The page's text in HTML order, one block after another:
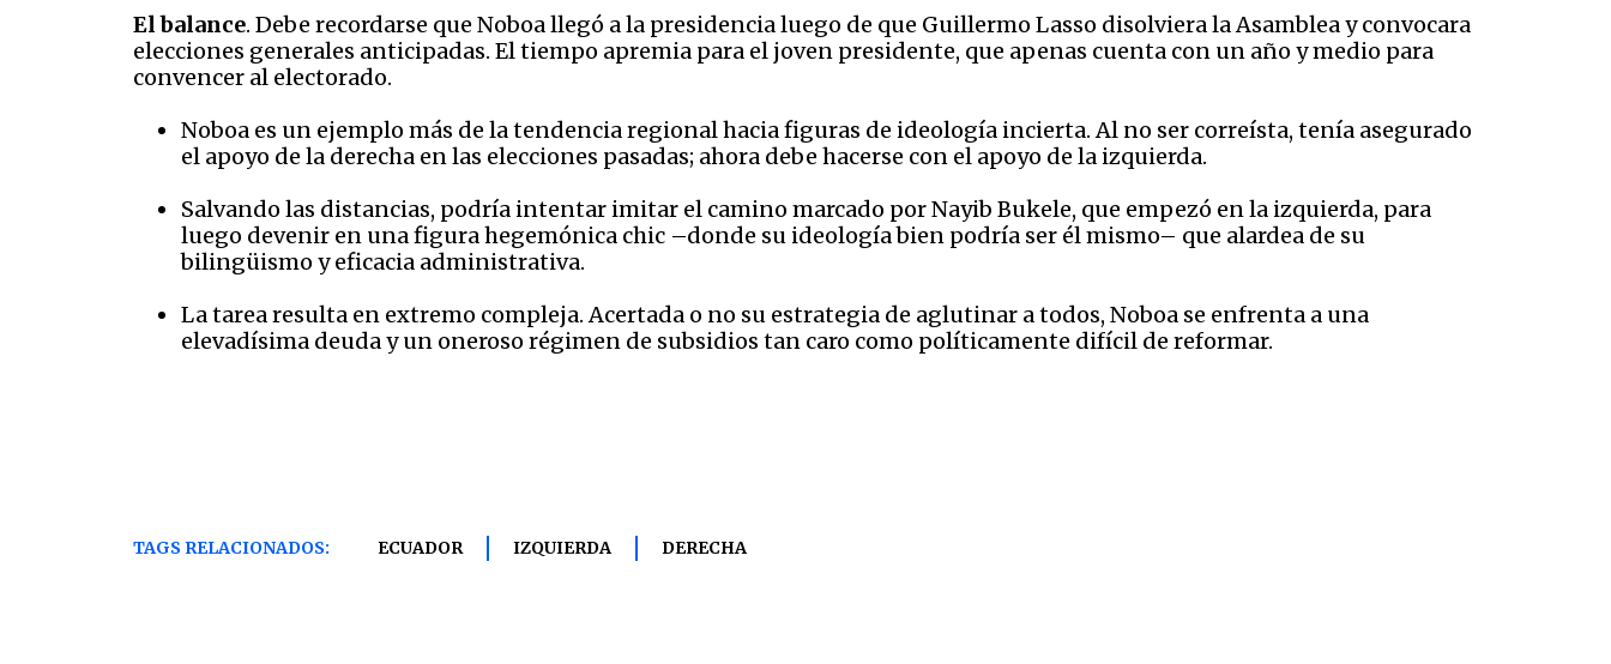
El balance. Debe recordarse que Noboa llegó a la presidencia luego de que Guillermo Lasso disolviera la Asamblea y convocara
elecciones generales anticipadas. El tiempo apremia para el joven presidente, que apenas cuenta con un año y medio para
convencer al electorado.
Noboa es un ejemplo más de la tendencia regional hacia figuras de ideología incierta. Al no ser correísta, tenía asegurado
el apoyo de la derecha en las elecciones pasadas; ahora debe hacerse con el apoyo de la izquierda.
Salvando las distancias, podría intentar imitar el camino marcado por Nayib Bukele, que empezó en la izquierda, para
luego devenir en una figura hegemónica chic –donde su ideología bien podría ser él mismo– que alardea de su
bilingüismo y eficacia administrativa.
La tarea resulta en extremo compleja. Acertada o no su estrategia de aglutinar a todos, Noboa se enfrenta a una
elevadísima deuda y un oneroso régimen de subsidios tan caro como políticamente difícil de reformar.
TAGS RELACIONADOS: ECUADOR IZQUIERDA DERECHA